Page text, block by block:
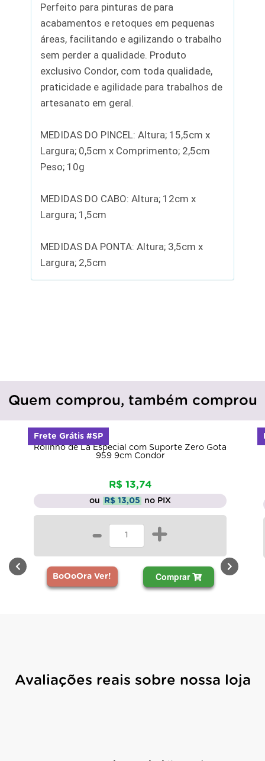
Perfeito para pinturas de para
acabamentos e retoques em pequenas
áreas, facilitando e agilizando o trabalho
sem perder a qualidade. Produto
exclusivo Condor, com toda qualidade,
praticidade e agilidade para trabalhos de
artesanato em geral.
MEDIDAS DO PINCEL: Altura; 15,5cm x
Largura; 0,5cm x Comprimento; 2,5cm
Peso; 10g
MEDIDAS DO CABO: Altura; 12cm x
Largura; 1,5cm
MEDIDAS DA PONTA: Altura; 3,5cm x
Largura; 2,5cm
Quem comprou, também comprou
Rolinho de Lã Especial com Suporte Zero Gota
959 9cm Condor
R$ 13,74
ou R$ 13,05 no PIX
- +
BoOoOra Ver! Comprar
Frete Grátis #SP
Avaliações reais sobre nossa loja